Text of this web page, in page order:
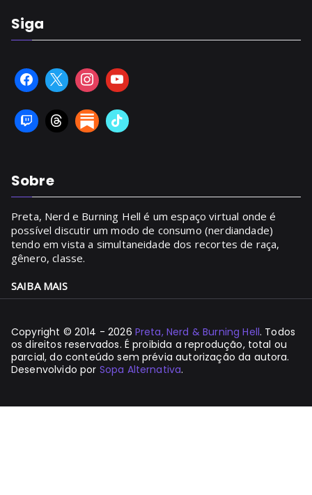
Siga
Sobre
Preta, Nerd e Burning Hell é um espaço virtual onde é
possível discutir um modo de consumo (nerdiandade)
tendo em vista a simultaneidade dos recortes de raça,
gênero, classe.
SAIBA MAIS
Copyright © 2014 - 2026 Preta, Nerd & Burning Hell. Todos
os direitos reservados. É proibida a reprodução, total ou
parcial, do conteúdo sem prévia autorização da autora.
Desenvolvido por Sopa Alternativa.